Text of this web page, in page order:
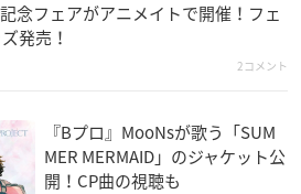
念フェアがアニメイトで開催！フェ
発売！
2コメント
『Bプロ』MooNs​が歌う「SUM
MER MERMAID」のジャケット公
開！CP曲の視聴も